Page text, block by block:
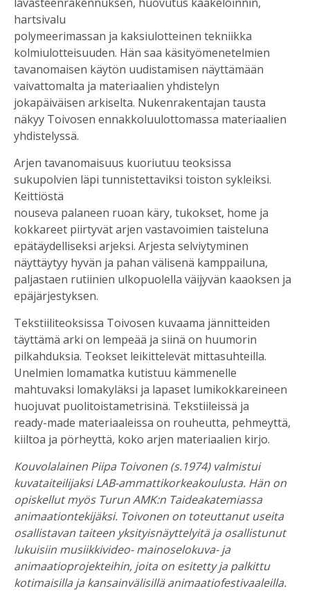
hartsivalu
polymeerimassan ja kaksiulotteinen tekniikka
kolmiulotteisuuden. Hän saa käsityömenetelmien
tavanomaisen käytön uudistamisen näyttämään
vaivattomalta ja materiaalien yhdistelyn
jokapäiväisen arkiselta. Nukenrakentajan tausta
näkyy Toivosen ennakkoluulottomassa materiaalien
yhdistelyssä.
Arjen tavanomaisuus kuoriutuu teoksissa
sukupolvien läpi tunnistettaviksi toiston sykleiksi.
Keittiöstä
nouseva palaneen ruoan käry, tukokset, home ja
kokkareet piirtyvät arjen vastavoimien taisteluna
epätäydelliseksi arjeksi. Arjesta selviytyminen
näyttäytyy hyvän ja pahan välisenä kamppailuna,
paljastaen rutiinien ulkopuolella väijyvän kaaoksen ja
epäjärjestyksen.
Tekstiiliteoksissa Toivosen kuvaama jännitteiden
täyttämä arki on lempeää ja siinä on huumorin
pilkahduksia. Teokset leikittelevät mittasuhteilla.
Unelmien lomamatka kutistuu kämmenelle
mahtuvaksi lomakyläksi ja lapaset lumikokkareineen
huojuvat puolitoistametrisinä. Tekstiileissä ja
ready-made materiaaleissa on rouheutta, pehmeyttä,
kiiltoa ja pörheyttä, koko arjen materiaalien kirjo.
Kouvolalainen Piipa Toivonen (s.1974) valmistui
kuvataiteilijaksi LAB-ammattikorkeakoulusta. Hän on
opiskellut myös Turun AMK:n Taideakatemiassa
animaationtekijäksi. Toivonen on toteuttanut useita
osallistavan taiteen yksityisnäyttelyitä ja osallistunut
lukuisiin musiikkivideo- mainoselokuva- ja
animaatioprojekteihin, joita on esitetty ja palkittu
kotimaisilla ja kansainvälisillä animaatiofestivaaleilla.